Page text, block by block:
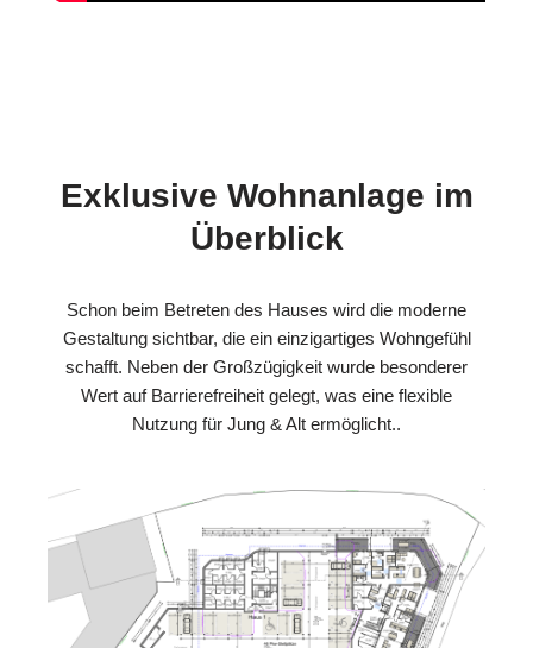
Exklusive Wohnanlage im
Überblick
Schon beim Betreten des Hauses wird die moderne
Gestaltung sichtbar, die ein einzigartiges Wohngefühl
schafft. Neben der Großzügigkeit wurde besonderer
Wert auf Barrierefreiheit gelegt, was eine flexible
Nutzung für Jung & Alt ermöglicht..